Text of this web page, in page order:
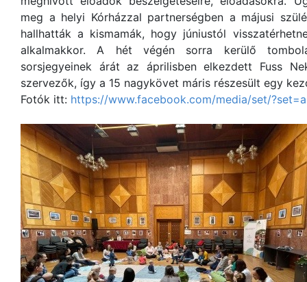
meg a helyi Kórházzal partnerségben a májusi
hallhatták a kismamák, hogy júniustól
alkalmakkor. A hét végén sorra kerülő
sorsjegyeinek árát az áprilisben elkezdett Fuss
szervezők, így a 15 nagykövet máris részesült egy
Fotók itt: https://www.facebook.com/media/set/